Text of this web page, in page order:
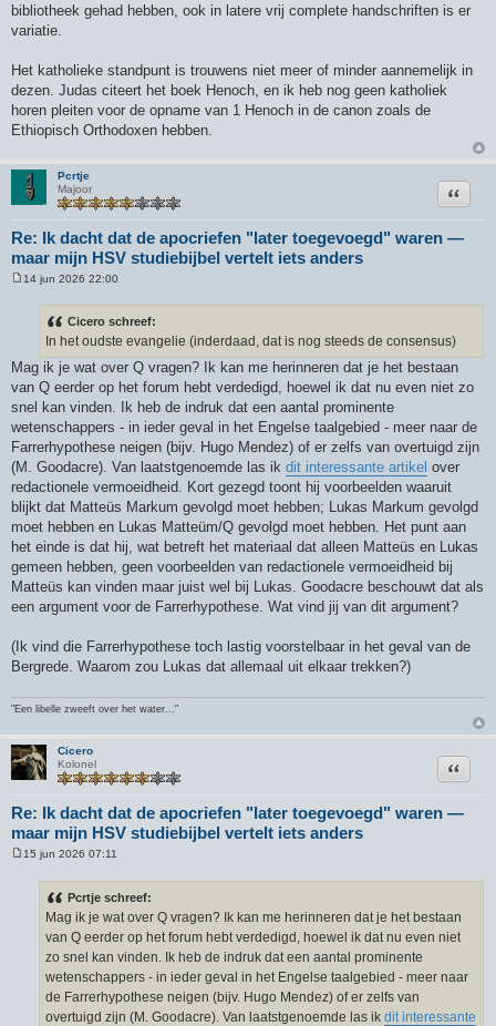
bibliotheek gehad hebben, ook in latere vrij complete handschriften is er
variatie.
Het katholieke standpunt is trouwens niet meer of minder aannemelijk in
dezen. Judas citeert het boek Henoch, en ik heb nog geen katholiek
horen pleiten voor de opname van 1 Henoch in de canon zoals de
Ethiopisch Orthodoxen hebben.
Pcrtje
Majoor
Re: Ik dacht dat de apocriefen "later toegevoegd" waren —
maar mijn HSV studiebijbel vertelt iets anders
Citeer
t
14 jun 2026 22:00
Cicero schreef:
In het oudste evangelie (inderdaad, dat is nog steeds de consensus)
Mag ik je wat over Q vragen? Ik kan me herinneren dat je het bestaan
van Q eerder op het forum hebt verdedigd, hoewel ik dat nu even niet zo
snel kan vinden. Ik heb de indruk dat een aantal prominente
wetenschappers - in ieder geval in het Engelse taalgebied - meer naar de
Farrerhypothese neigen (bijv. Hugo Mendez) of er zelfs van overtuigd zijn
(M. Goodacre). Van laatstgenoemde las ik dit interessante artikel over
redactionele vermoeidheid. Kort gezegd toont hij voorbeelden waaruit
blijkt dat Matteüs Markum gevolgd moet hebben; Lukas Markum gevolgd
moet hebben en Lukas Matteüm/Q gevolgd moet hebben. Het punt aan
het einde is dat hij, wat betreft het materiaal dat alleen Matteüs en Lukas
gemeen hebben, geen voorbeelden van redactionele vermoeidheid bij
Matteüs kan vinden maar juist wel bij Lukas. Goodacre beschouwt dat als
een argument voor de Farrerhypothese. Wat vind jij van dit argument?
(Ik vind die Farrerhypothese toch lastig voorstelbaar in het geval van de
Bergrede. Waarom zou Lukas dat allemaal uit elkaar trekken?)
"Een libelle zweeft over het water..."
Cicero
Kolonel
Re: Ik dacht dat de apocriefen "later toegevoegd" waren —
maar mijn HSV studiebijbel vertelt iets anders
Citeer
15 jun 2026 07:11
Pcrtje schreef:
Mag ik je wat over Q vragen? Ik kan me herinneren dat je het bestaan
van Q eerder op het forum hebt verdedigd, hoewel ik dat nu even niet
zo snel kan vinden. Ik heb de indruk dat een aantal prominente
wetenschappers - in ieder geval in het Engelse taalgebied - meer naar
de Farrerhypothese neigen (bijv. Hugo Mendez) of er zelfs van
overtuigd zijn (M. Goodacre). Van laatstgenoemde las ik dit interessante